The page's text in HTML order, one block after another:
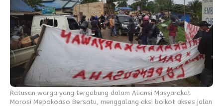
Ratusan warga yang tergabung dalam Aliansi Masyarakat
Morosi Mepokoaso Bersatu, menggalang aksi boikot akses jalan